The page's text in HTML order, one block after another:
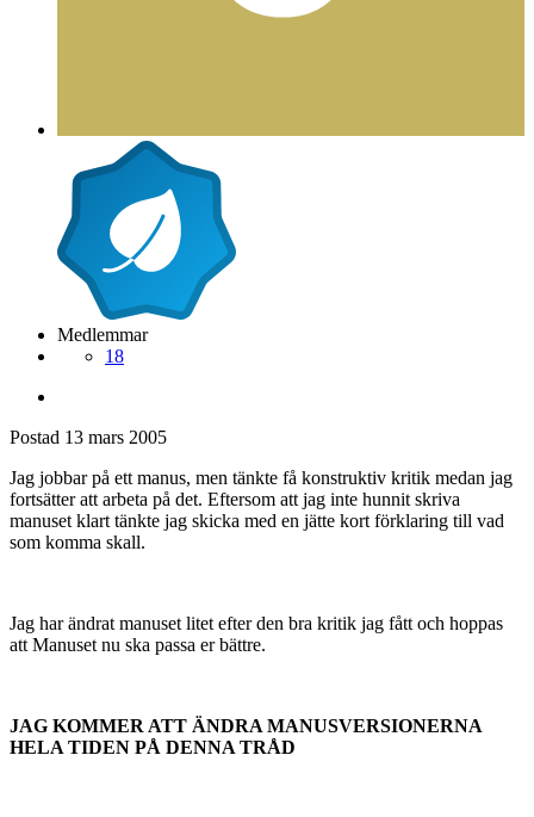
Medlemmar
18
Postad 13 mars 2005
Jag jobbar på ett manus, men tänkte få konstruktiv kritik medan jag
fortsätter att arbeta på det. Eftersom att jag inte hunnit skriva
manuset klart tänkte jag skicka med en jätte kort förklaring till vad
som komma skall.
Jag har ändrat manuset litet efter den bra kritik jag fått och hoppas
att Manuset nu ska passa er bättre.
JAG KOMMER ATT ÄNDRA MANUSVERSIONERNA
HELA TIDEN PÅ DENNA TRÅD